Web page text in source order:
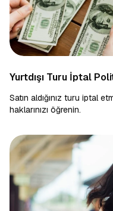
Yurtdışı Turu İptal
Satın aldığınız turu iptal
haklarınızı öğrenin.